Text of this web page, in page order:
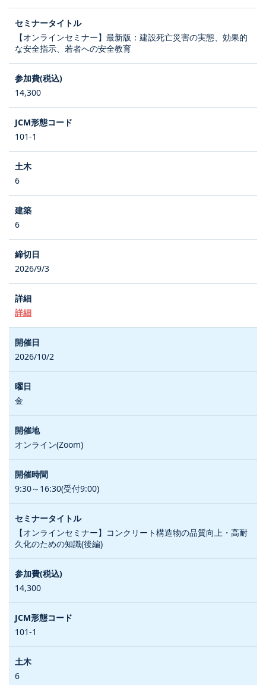
【オンラインセミナー】最新版：建設死亡災害の実態、効果的
な安全指示、若者への安全教育
14,300
101-1
6
6
2026/9/3
詳細
2026/10/2
金
オンライン(Zoom)
9:30～16:30(受付9:00)
【オンラインセミナー】コンクリート構造物の品質向上・高耐
久化のための知識(後編)
14,300
101-1
6